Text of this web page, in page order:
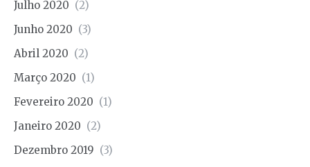
Julho 2020 (2)
Junho 2020 (3)
Abril 2020 (2)
Março 2020 (1)
Fevereiro 2020 (1)
Janeiro 2020 (2)
Dezembro 2019 (3)